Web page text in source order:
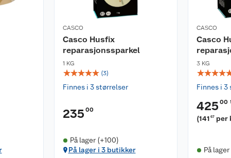
CASCO
Casco Husfix
reparasjonssparkel
1 KG
☆☆☆☆☆ (3)
Finnes i 3 størrelser
235 00
På lager (+100)
På lager i 3 butikker
CASCO
Casco
3 KG
☆☆☆☆
Finnes i 3
425 00
(141 67 per
På